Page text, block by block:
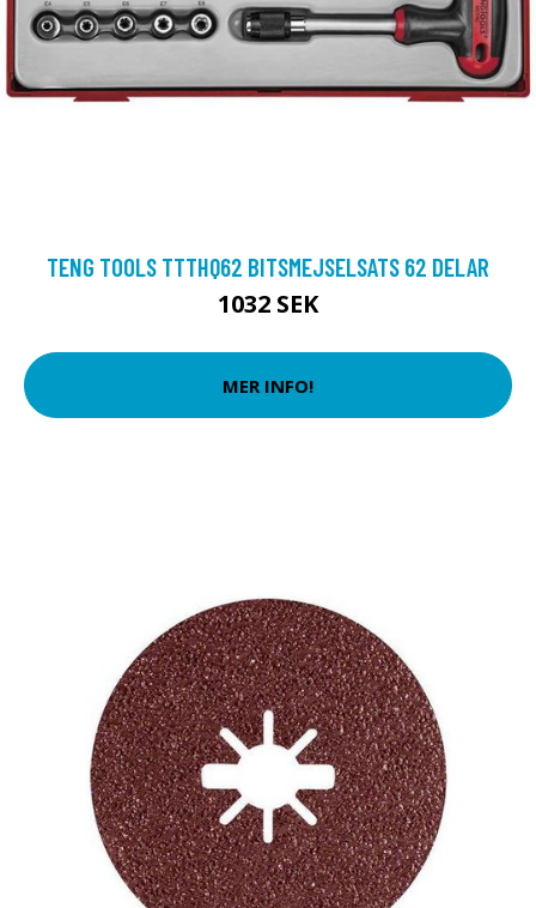
TENG TOOLS TTTHQ62 BITSMEJSELSATS 62 DELAR
1032 SEK
MER INFO!